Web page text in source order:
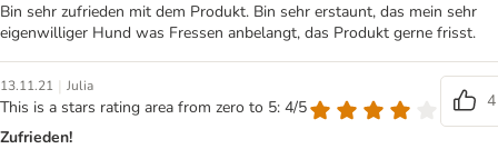
Bin sehr zufrieden mit dem Produkt. Bin sehr erstaunt, das mein sehr
eigenwilliger Hund was Fressen anbelangt, das Produkt gerne frisst.
13.11.21 | Julia
This is a stars rating area from zero to 5: 4/5
4
Zufrieden!